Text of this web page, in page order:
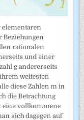
elementaren
Beziehungen
rationalen
und einer
g andererseits
weitesten
diese Zahlen m in
die Betrachtung
eine vollkommene
sich dagegen auf